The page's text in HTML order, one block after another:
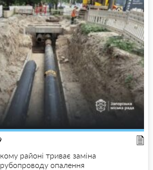
районі триває заміна
опалення